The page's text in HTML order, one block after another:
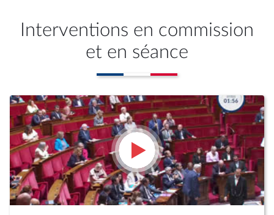
Interventions en commission
et en séance